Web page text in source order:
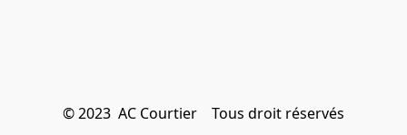
© 2023  AC Courtier    Tous droit réservés